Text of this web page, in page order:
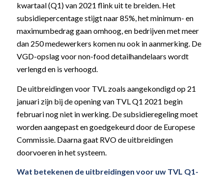
kwartaal (Q1) van 2021 flink uit te breiden. Het
subsidiepercentage stijgt naar 85%, het minimum- en
maximumbedrag gaan omhoog, en bedrijven met meer
dan 250 medewerkers komen nu ook in aanmerking. De
VGD-opslag voor non-food detailhandelaars wordt
verlengd en is verhoogd.
De uitbreidingen voor TVL zoals aangekondigd op 21
januari zijn bij de opening van TVL Q1 2021 begin
februari nog niet in werking. De subsidieregeling moet
worden aangepast en goedgekeurd door de Europese
Commissie. Daarna gaat RVO de uitbreidingen
doorvoeren in het systeem.
Wat betekenen de uitbreidingen voor uw TVL Q1-